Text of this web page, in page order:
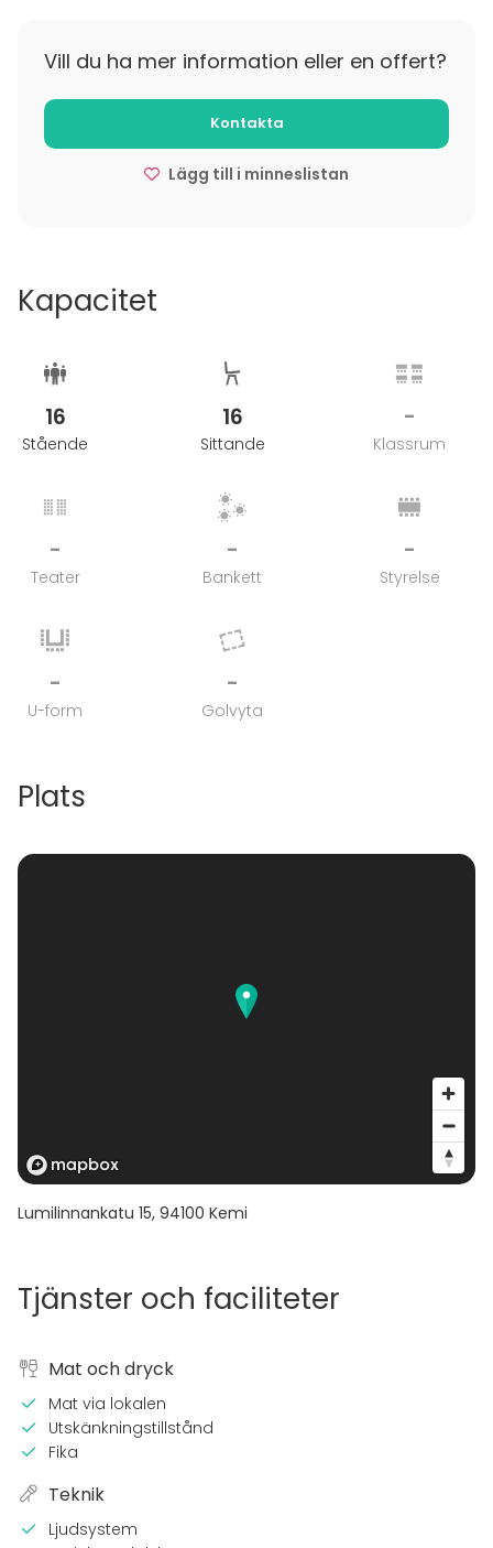
kokouskäyttöön ilman saunoja. Tällöin kokouspaketit
alk. 26€ / hlö.
Vill du ha mer information eller en offert?
Kontakta
Lägg till i minneslistan
Kapacitet
16
Stående
16
Sittande
-
Klassrum
-
Teater
-
Bankett
-
Styrelse
-
U-form
-
Golvyta
Plats
Lumilinnankatu 15, 94100 Kemi
Tjänster och faciliteter
Mat och dryck
Mat via lokalen
Utskänkningstillstånd
Fika
Teknik
Ljudsystem